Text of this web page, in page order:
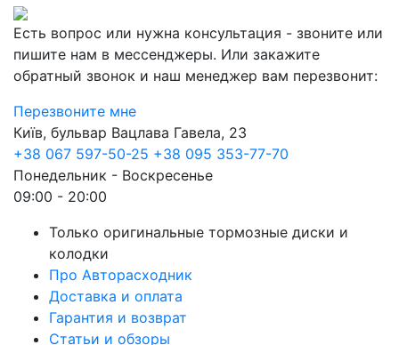
Есть вопрос или нужна консультация - звоните или
пишите нам в мессенджеры. Или закажите
обратный звонок и наш менеджер вам перезвонит:
Перезвоните мне
Київ, бульвар Вацлава Гавела, 23
+38 067 597-50-25 +38 095 353-77-70
Понедельник - Воскресенье
09:00 - 20:00
Только оригинальные тормозные диски и
колодки
Про Авторасходник
Доставка и оплата
Гарантия и возврат
Статьи и обзоры